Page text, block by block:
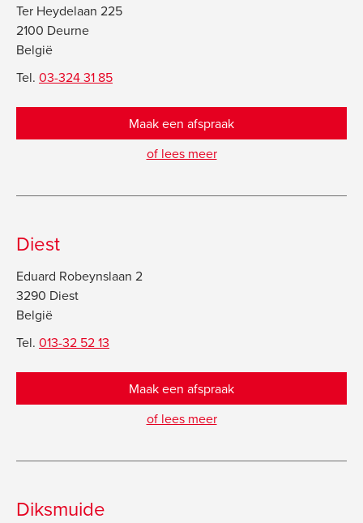
Ter Heydelaan 225
2100 Deurne
België
Tel. 03-324 31 85
Maak een afspraak
of lees meer
Diest
Eduard Robeynslaan 2
3290 Diest
België
Tel. 013-32 52 13
Maak een afspraak
of lees meer
Diksmuide